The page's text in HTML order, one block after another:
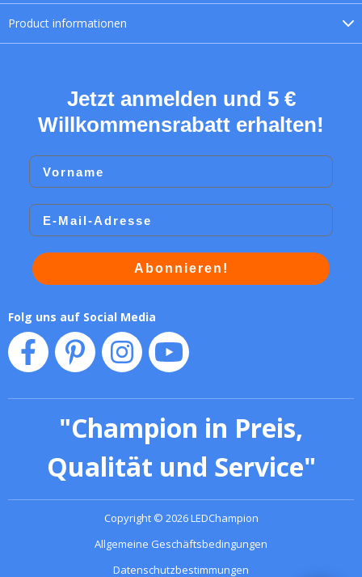
Product informationen
Jetzt anmelden und 5 €
Willkommensrabatt erhalten!
Vorname
Email
Abonnieren!
Folg uns auf Social Media
"Champion in Preis,
Qualität und Service"
Copyright© 2026LEDChampion
Allgemeine Geschäftsbedingungen
Datenschutzbestimmungen